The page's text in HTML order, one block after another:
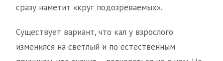
сразу наметит «круг подозреваемых».
Существует вариант, что кал у взрослого
изменился на светлый и по естественным